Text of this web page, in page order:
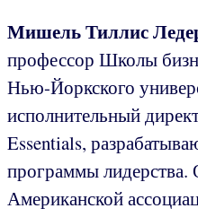
Мишель Тиллис
профессор Школы
Нью-Йоркского
исполнительный
Essentials,
программы лидерства.
Американской